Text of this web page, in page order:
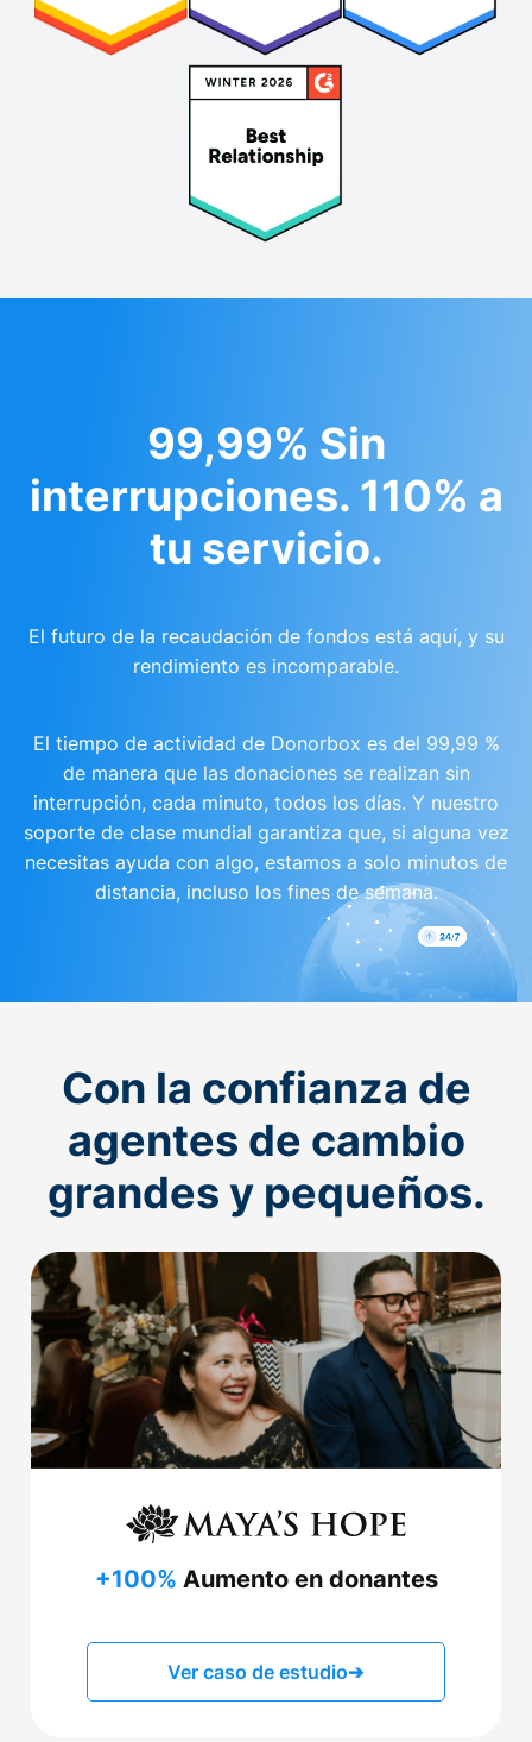
99,99% Sin
interrupciones. 110% a
tu servicio.
El futuro de la recaudación de fondos está aquí, y su
rendimiento es incomparable.
El tiempo de actividad de Donorbox es del 99,99 %
de manera que las donaciones se realizan sin
interrupción, cada minuto, todos los días. Y nuestro
soporte de clase mundial garantiza que, si alguna vez
necesitas ayuda con algo, estamos a solo minutos de
distancia, incluso los fines de semana.
Con la confianza de
agentes de cambio
grandes y pequeños.
+100% Aumento en donantes
Ver caso de estudio➔